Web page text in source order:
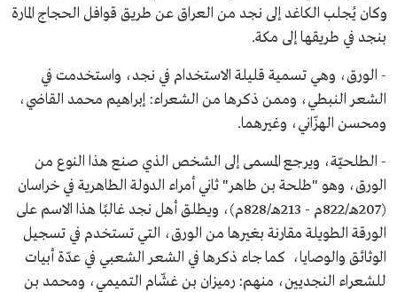
وكان يُجلب الكاغد إلى نجد من العراق عن طريق قوافل الحجاج المارة
بنجد في طريقها إلى مكة.
- الورق، وهي تسمية قليلة الاستخدام في نجد، واستخدمت في
الشعر النبطي، وممن ذكرها من الشعراء: إبراهيم محمد القاضي،
ومحسن الهزّاني، وغيرهما.
- الطلحيّة، ويرجع المسمى إلى الشخص الذي صنع هذا النوع من
الورق، وهو "طلحة بن طاهر" ثاني أمراء الدولة الطاهرية في خراسان
(207هـ/822م - 213هـ/828م)، ويطلق أهل نجد غالبًا هذا الاسم على
الورقة الطويلة مقارنة بغيرها من الورق، التي تستخدم في تسجيل
الوثائق والوصايا، كما جاء ذكرها في الشعر الشعبي في عدّة أبيات
للشعراء النجديين، منهم: رميزان بن غشّام التميمي، ومحمد بن